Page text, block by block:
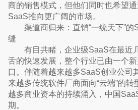
商的销售模式，但他们同时也希望
SaaS推向更广阔的市场。
渠道商归来：直销“一统天下”
缝
有目共睹，企业级SaaS在最近
舌的快速发展，整个行业已由一个
口。伴随着越来越多SaaS创业公司
来越多传统软件厂商面向“云端”的
越多商业资本的持续涌入，中国
期。